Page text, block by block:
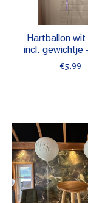
Hartballon wit
incl. gewichtje
€5,99